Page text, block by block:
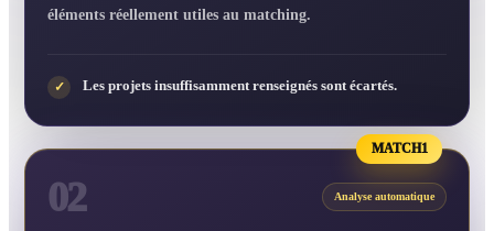
éléments réellement utiles au matching.
✓ Les projets insuffisamment renseignés sont écartés.
MATCH1
02 Analyse automatique